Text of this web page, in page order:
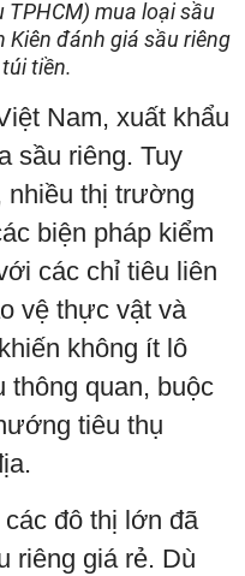
TPHCM) mua loại sầu
đánh giá sầu riêng
tiền.
Nam, xuất khẩu
sầu riêng. Tuy
nhiều thị trường
biện pháp kiểm
các chỉ tiêu liên
vệ thực vật và
không ít lô
thông quan, buộc
tiêu thụ
đô thị lớn đã
riêng giá rẻ. Dù